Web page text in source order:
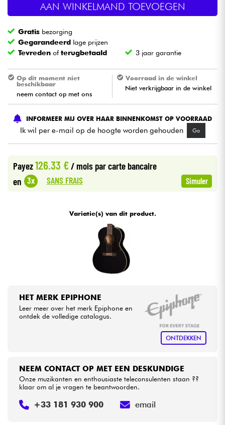
Licht
Drums & percussie
Viool & Quatuor
Kinderen
Kabels & toebehoren
HiFi
Bekijk onze merken
AAN WINKELMAND TOEVOEGEN
Gratis bezorging
Gegarandeerd lage prijzen
Tevreden ofterugbetaald 3 jaar garantie
Op dit moment niet
beschikbaar
neem contact op met ons
Voorraad in de winkel
Niet verkrijgbaar in de winkel
INFORMEER MIJ OVER HAAR BINNENKOMST OP VOORRAAD
Ik wil per e-mail op de hoogte worden gehouden Go
Payez126.33 €/ mois par carte bancaire
en 3x SANS FRAIS Simuler
Variatie(s) van dit product.
HET MERK EPIPHONE
Leer meer over het merk Epiphone en
ontdek de volledige catalogus.
ONTDEKKEN
NEEM CONTACT OP MET EEN DESKUNDIGE
Onze muzikanten en enthousiaste teleconsulenten staan ??
klaar om al je vragen te beantwoorden.
+33 181 930 900 email